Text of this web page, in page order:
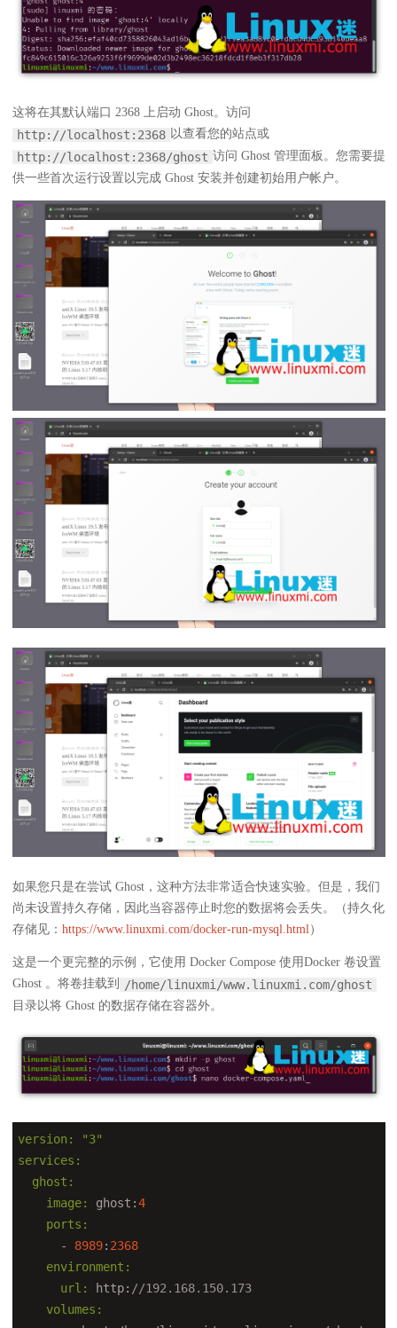
这将在其默认端口 2368 上启动 Ghost。访问
http://localhost:2368 以查看您的站点或
http://localhost:2368/ghost 访问 Ghost 管理面板。您需要提
供一些首次运行设置以完成 Ghost 安装并创建初始用户帐户。
如果您只是在尝试 Ghost，这种方法非常适合快速实验。但是，我们
尚未设置持久存储，因此当容器停止时您的数据将会丢失。（持久化
存储见： https://www.linuxmi.com/docker-run-mysql.html ）
这是一个更完整的示例，它使用 Docker Compose 使用Docker 卷设置
Ghost 。将卷挂载到
/home/linuxmi/www.linuxmi.com/ghost
目录以将 Ghost 的数据存储在容器外。
version:
"3"
services:
  ghost:
    image:
ghost:4
    ports:
      -
8989: 2368
    environment:
      url:
http: //192.168.150.173
    volumes: